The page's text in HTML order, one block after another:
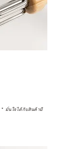
* มั่นใจได้กับสินค้ามี